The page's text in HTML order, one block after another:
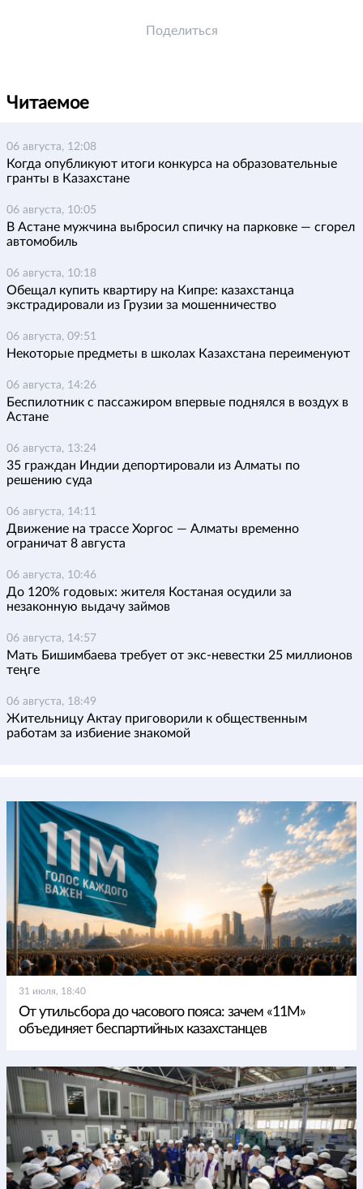
Поделиться
Читаемое
06 августа, 12:08
Когда опубликуют итоги конкурса на образовательные
гранты в Казахстане
06 августа, 10:05
В Астане мужчина выбросил спичку на парковке — сгорел
автомобиль
06 августа, 10:18
Обещал купить квартиру на Кипре: казахстанца
экстрадировали из Грузии за мошенничество
06 августа, 09:51
Некоторые предметы в школах Казахстана переименуют
06 августа, 14:26
Беспилотник с пассажиром впервые поднялся в воздух в
Астане
06 августа, 13:24
35 граждан Индии депортировали из Алматы по
решению суда
06 августа, 14:11
Движение на трассе Хоргос — Алматы временно
ограничат 8 августа
06 августа, 10:46
До 120% годовых: жителя Костаная осудили за
незаконную выдачу займов
06 августа, 14:57
Мать Бишимбаева требует от экс-невестки 25 миллионов
теңге
06 августа, 18:49
Жительницу Актау приговорили к общественным
работам за избиение знакомой
31 июля, 18:40
От утильсбора до часового пояса: зачем «11М»
объединяет беспартийных казахстанцев